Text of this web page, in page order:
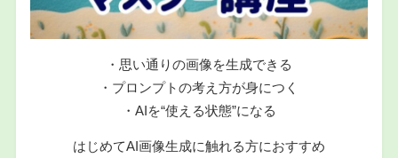
・思い通りの画像を生成できる
・プロンプトの考え方が身につく
・AIを“使える状態”になる
はじめてAI画像生成に触れる方におすすめ